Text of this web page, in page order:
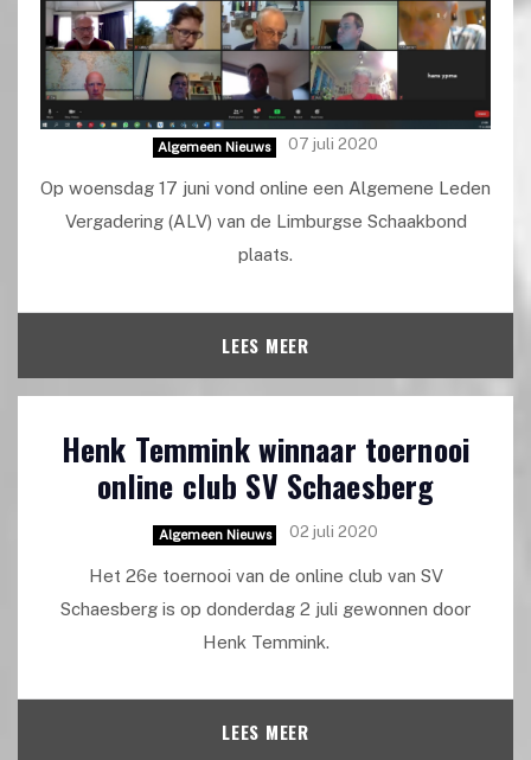
Algemeen Nieuws 07 juli 2020
Op woensdag 17 juni vond online een Algemene Leden
Vergadering (ALV) van de Limburgse Schaakbond
plaats.
LEES MEER
Henk Temmink winnaar toernooi
online club SV Schaesberg
Algemeen Nieuws 02 juli 2020
Het 26e toernooi van de online club van SV
Schaesberg is op donderdag 2 juli gewonnen door
Henk Temmink.
LEES MEER